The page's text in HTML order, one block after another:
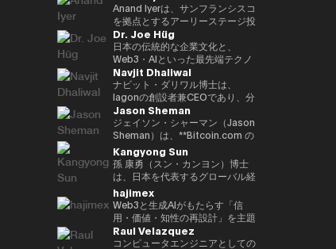
る。 1億ドル規模の暗号資産特化
型ファンド Sigma Capital の
CEOとして、分散型エコシステ
ムへの強いコミットメントのも
と、3年以内に100社以上のブロ
ックチェーン・スタートアップへ
の投資を目標に掲げている。 こ
れまでの投資ポートフォリオに
は、Mysten Labs（Sui）、
Gunzilla、Peaq Network をはじ
め、300を超えるプロジェクトが
含まれており、変革的テクノロジ
ーを見抜く鋭い洞察力を示してい
る。 資金提供にとどまらず、
Budki は World Economic
Forum や Binance Blockchain
Week などの国際的なイベントで
登壇する世界的に評価の高いスピ
ーカーでもある。市場動向やブロ
フォーメーション、人工知能、第
4次産業革命に関連する複数のプ
ロジェクトを主導・参画（鉱業、
スマートシティ、ヘルスケア、教
育、観光、農業、物流・交通、リ
スクおよび危機管理、メディア分
野） • 各種国際・国内カンファレ
ンス、サミット、ワークショッ
プ、イベントに参加 • 研究論文、
書籍、雑誌、メディア番組におい
て著者として参画
学バークレー校で工学の学士号を
取得し、UCLAアンダーソン経営
大学院でMBAを取得しました。
現在は同大学で暗号通貨ファイナ
ンスを教えています。
表し、2023年10月創業より代表
就任。特許登録8 件
Metaverse Japan監事、FinTech
協会キャピタルマーケッツ部門事
務局、HashPort監査役、前
bitFlyer社外取締役などを務め
る。海外のChambers Asia
Pacific、Best Lawyers
rankings、Legal500で日本の
FinTechの弁護士としてそれぞれ
ランク・イン。
スプレイ型スマートグラスのデザ
インにも色濃く反映されていま
す。これらの製品では、AIがリア
ルタイムで機能し、重要な対話を
サポートすることで、ユーザーが
思考を整理し、自信を持ってコミ
ュニケーションを取り、仕事や日
常生活のあらゆる場面で「今」に
集中できる体験を提供します。
投資する Mendoza Ventures の
ベンチャーパートナー、また、
AI・Web3分野に特化したスイス
およびアフリカ拠点のベンチャー
キャピタル CV VC のアドバイザ
ーを務める。現在、世界10社以
上のベンチャーキャピタルの支援
に携わる。 また、ブロックチェ
ーンおよびイノベーション分野の
国際カンファレンス
UN:Block（ラトビア）、WAIB
Summit Monaco（モナコ）、
VI3NNA Congress（オーストリ
ア）、World Venture
Forum（オーストリア） などで
アンバサダーを務め、世界各地の
スタートアップエコシステムをつ
なぐ活動を行っている。 2013
年、Harvard Business
経験を兼ね備えています。現在、
日本市場におけるMidnightの戦
略を統括し、GTM、エンタープ
ライズ連携、コミュニティ成長、
エコシステムの普及を推進してい
ます。 これまでのキャリアで
は、急成長スタートアップとグロ
ーバル企業の双方で経験を積んで
きました。Mycelの共同創業者と
して、次世代インターオペラビリ
ティ・インフラプロトコルのグロ
ーバルGTM、パートナーシッ
プ、投資家対応、オペレーション
をリードしました。Web3業界に
参入する以前は、LinkedInにて
Global Enterprise Sales
Directorを務め、日本の大手多国
籍企業との戦略的パートナーシッ
プ構築や、大規模SaaS導入プロ
（Independent Director of
Record）およびコンサルタント
を務めている人物である。デジタ
ル資産エコシステムの最上位レベ
ルにおいて、ガバナンス、コンプ
ライアンス、長期的な持続可能性
を監督する役割を信頼されて担っ
ている。 法学を基盤とするキャ
リアを持つ Marc は、以前、主要
なオフショア法律事務所において
カウンセル（法律顧問）を務め、
同事務所のグローバル Web3 プ
ラクティスの中核的設計者として
活躍した。その分野における権威
として、主要な法律ディレクトリ
ーからも高く評価されている。こ
のような法曹としての確かな経歴
と、長年にわたる最前線でのアド
バイザリー経験により、Marc は
Anand Iyerは、サンフランシスコ
を拠点とするアーリーステージ投
資ファンド Canonical のマネー
ジング・パートナーであり、AI、
ロボティクス、暗号資産といった
フロンティアテクノロジーへの投
資に注力している。アイヤーはシ
リコンバレーで長年の経験を持つ
ベテランである。 2005年に
Microsoft にてプロダクトマネー
ジャーとしてキャリアをスタート
し、その後 Trusted を創業。同
社は2018年に上場企業である
Care に買収された。その後、
Lightspeed に参画し、ベンチャ
ーパートナーとして Phantom、
Alchemy、Arbitrum、Mysten な
どのブロックチェーン関連企業に
関与した。 学歴としては、パデ
Dr. Joe Hüg
日本の伝統的な企業文化と、
Web3・AIといった最先端テクノ
ロジーが交差する領域で活躍する
実務家・研究者・教育者です。情
報経営イノベーション専門職大学
（iU）にて起業学 実務教授を務
めると同時に、
TEDxInnovationU のリードオー
ガナイザー兼ライセンシーとし
て、世代や分野を越えた知の共有
を推進しています。 三菱や富士
通などのグローバル企業へのコン
サルティング経験を通じ、企業イ
ノベーションやデジタルトランス
フォーメーション（DX）の実践
的知見を蓄積。中小企業から大企
Navjit Dhaliwal
ナビット・ダリワル博士は、
Iagonの創設者兼CEOであり、分
散型クラウドサービス業界を牽引
しています。Mjøsa
Tannklinikk、Arbo Lab AS、
CanPol ASなど、複数の成功した
企業を創業・運営した経験を持つ
ダリワル博士は、実績あるシリア
ルアントレプレナーです。ポズナ
ン医科大学とマクマスター大学で
学び、歯学のDDS（博士号）お
よび医学の学士号を取得していま
す。
Jason Sheman
ジェイソン・シャーマン（Jason
Sheman）は、**Bitcoin.com の
最高執行責任者（COO）**とし
て、暗号資産業界を代表するコン
シューマープラットフォームのグ
ローバルオペレーション全般を統
括しています。8年以上にわたり
同社に在籍し、アジア、中東、ヨ
ーロッパ、米国を含む地域での事
業拡大を支え、Bitcoin.com の
Kangyong Sun
孫 康勇（スン・カンヨン）博士
は、日本を代表するグローバル経
営教育機関の一つである一橋大学
大学院 経営管理研究科 国際企業
戦略専攻（Hitotsubashi
University Business School,
ICS）の准教授である。 ミネソタ
hajimex
Web3と生成AIがもたらす「信
用・価値・知性の再設計」を主題
に、テクノロジーと社会構造の交
点を探究するストラテジスト／ブ
Raul Velazquez
コンピュータエンジニアとしての